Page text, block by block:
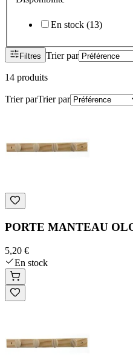
En stock (13)
Filtres Trier par
14 produits
Trier parTrier par
PORTE MANTEAU
5,20 €
En stock